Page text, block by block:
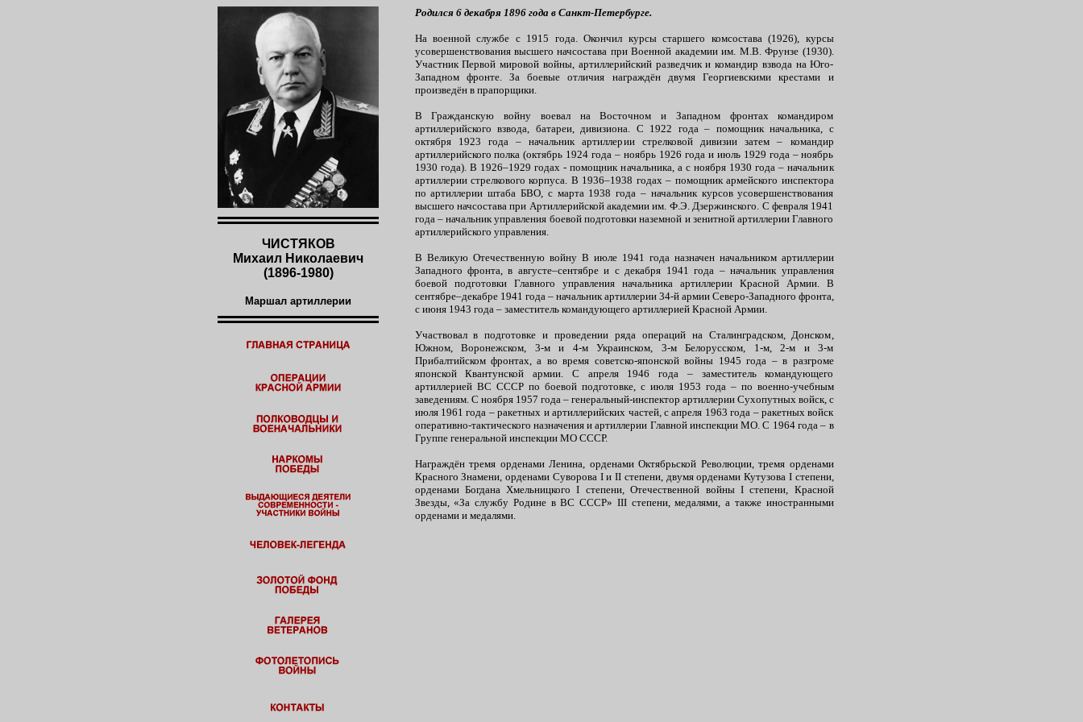
ЧИСТЯКОВ
Михаил Николаевич
(1896-1980)
Маршал артиллерии
Родился 6 декабря 1896 года в Санкт-Петербурге.
На военной службе с 1915 года. Окончил курсы старшего комсостава (1926), курсы
усовершенствования высшего начсостава при Военной академии им. М.В. Фрунзе (1930).
Участник Первой мировой войны, артиллерийский разведчик и командир взвода на Юго-
Западном фронте. За боевые отличия награждён двумя Георгиевскими крестами и
произведён в прапорщики.
В Гражданскую войну воевал на Восточном и Западном фронтах командиром
артиллерийского взвода, батареи, дивизиона. С 1922 года – помощник начальника, с
октября 1923 года – начальник артиллерии стрелковой дивизии затем – командир
артиллерийского полка (октябрь 1924 года – ноябрь 1926 года и июль 1929 года – ноябрь
1930 года). В 1926–1929 годах - помощник начальника, а с ноября 1930 года – начальник
артиллерии стрелкового корпуса. В 1936–1938 годах – помощник армейского инспектора
по артиллерии штаба БВО, с марта 1938 года – начальник курсов усовершенствования
высшего начсостава при Артиллерийской академии им. Ф.Э. Дзержинского. С февраля 1941
года – начальник управления боевой подготовки наземной и зенитной артиллерии Главного
артиллерийского управления.
В Великую Отечественную войну В июле 1941 года назначен начальником артиллерии
Западного фронта, в августе–сентябре и с декабря 1941 года – начальник управления
боевой подготовки Главного управления начальника артиллерии Красной Армии. В
сентябре–декабре 1941 года – начальник артиллерии 34-й армии Северо-Западного фронта,
с июня 1943 года – заместитель командующего артиллерией Красной Армии.
Участвовал в подготовке и проведении ряда операций на Сталинградском, Донском,
Южном, Воронежском, 3-м и 4-м Украинском, 3-м Белорусском, 1-м, 2-м и 3-м
Прибалтийском фронтах, а во время советско-японской войны 1945 года – в разгроме
японской Квантунской армии. С апреля 1946 года – заместитель командующего
артиллерией ВС СССР по боевой подготовке, с июля 1953 года – по военно-учебным
заведениям. С ноября 1957 года – генеральный-инспектор артиллерии Сухопутных войск, с
июля 1961 года – ракетных и артиллерийских частей, с апреля 1963 года – ракетных войск
оперативно-тактического назначения и артиллерии Главной инспекции МО. С 1964 года – в
Группе генеральной инспекции МО СССР.
Награждён тремя орденами Ленина, орденами Октябрьской Революции, тремя орденами
Красного Знамени, орденами Суворова I и II степени, двумя орденами Кутузова I степени,
орденами Богдана Хмельницкого I степени, Отечественной войны I степени, Красной
Звезды, «За службу Родине в ВС СССР» III степени, медалями, а также иностранными
орденами и медалями.